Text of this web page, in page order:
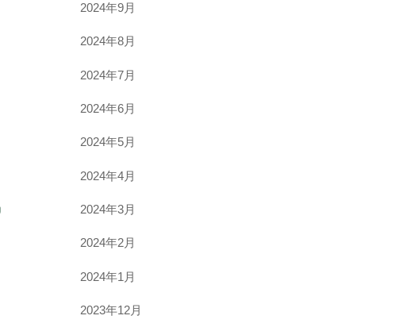
2024年9月
2024年8月
2024年7月
2024年6月
2024年5月
2024年4月
2024年3月
2024年2月
2024年1月
2023年12月